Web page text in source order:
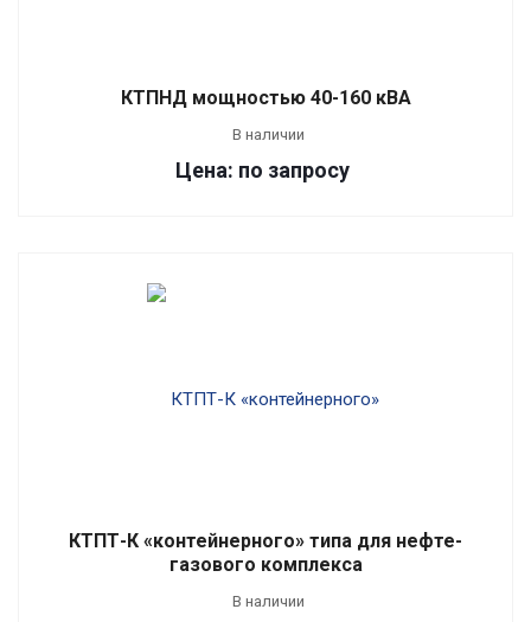
КТПНД мощностью 40-160 кВА
В наличии
Цена: по запросу
КТПТ-К «контейнерного» типа для нефте-
газового комплекса
В наличии